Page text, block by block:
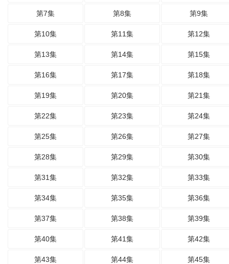
第7集 第8集 第9集
第10集 第11集 第12集
第13集 第14集 第15集
第16集 第17集 第18集
第19集 第20集 第21集
第22集 第23集 第24集
第25集 第26集 第27集
第28集 第29集 第30集
第31集 第32集 第33集
第34集 第35集 第36集
第37集 第38集 第39集
第40集 第41集 第42集
第43集 第44集 第45集